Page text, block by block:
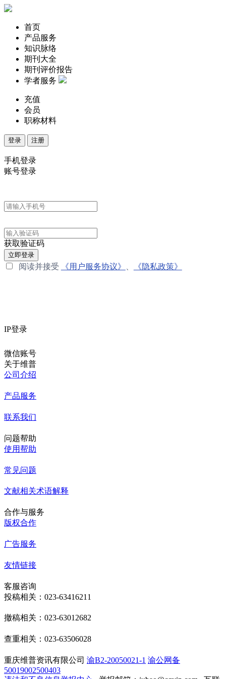
首页
产品服务
知识脉络
期刊大全
期刊评价报告
学者服务
充值
会员
职称材料
登录 注册
手机登录
账号登录
获取验证码
立即登录
阅读并接受 《用户服务协议》 《隐私政策》
IP登录
微信账号
关于维普
公司介绍
产品服务
联系我们
问题帮助
使用帮助
常见问题
文献相关术语解释
合作与服务
版权合作
广告服务
友情链接
客服咨询
投稿相关：023-63416211
撤稿相关：023-63012682
查重相关：023-63506028
重庆维普资讯有限公司 渝B2-20050021-1 渝公网备
50019002500403